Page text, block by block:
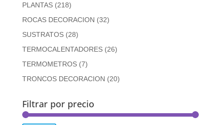
PLANTAS (218)
ROCAS DECORACION (32)
SUSTRATOS (28)
TERMOCALENTADORES (26)
TERMOMETROS (7)
TRONCOS DECORACION (20)
Filtrar por precio